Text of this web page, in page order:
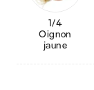
1/4
Oignon
jaune